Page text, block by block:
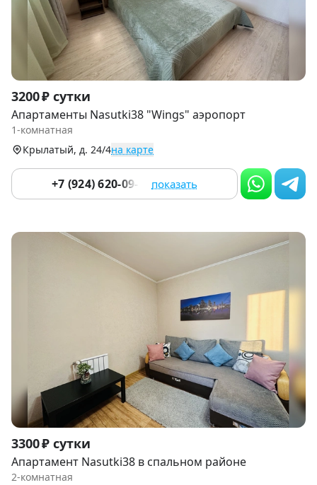
Item
1
of
3200 ₽ сутки
Апартаменты Nasutki38 "Wings" аэропорт
1-комнатная
Крылатый, д. 24/4на карте
+7 (924) 620-09-33 показать
Item
1
of
3300 ₽ сутки
Апартамент Nasutki38 в спальном районе
2-комнатная